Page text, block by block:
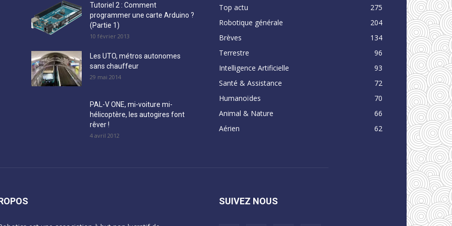
Tutoriel 2 : Comment
programmer une carte Arduino ?
(Partie 1)
10 février 2013
Les UTO, métros autonomes
sans chauffeur
29 mai 2014
PAL-V ONE, mi-voiture mi-
hélicoptère, les autogires font
rêver !
4 avril 2012
Top actu
275
Robotique générale
204
Brèves
134
Terrestre
96
Intelligence Artificielle
93
Santé & Assistance
72
Humanoïdes
70
Animal & Nature
66
Aérien
62
SUIVEZ NOUS